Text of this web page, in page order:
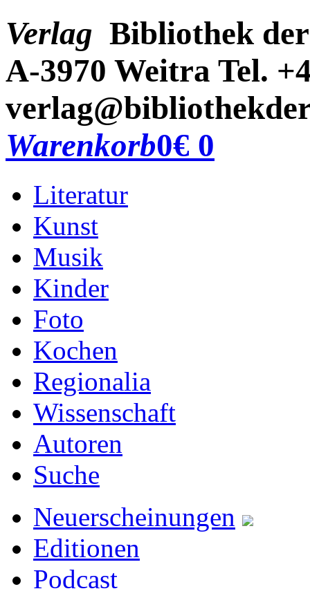
Verlag Bibliothek
A-3970 Weitra Tel.
Warenkorb0€ 0
Literatur
Kunst
Musik
Kinder
Foto
Kochen
Regionalia
Wissenschaft
Autoren
Suche
Neuerscheinungen
Editionen
Podcast